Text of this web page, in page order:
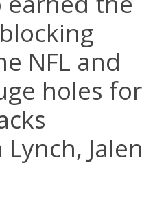
NFL and
holes for
Jalen